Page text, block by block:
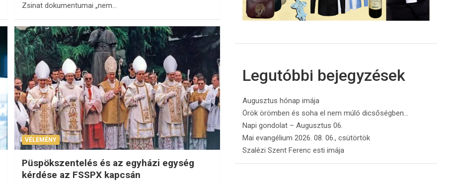
Zsinat dokumentumai „nem…
VÉLEMÉNY
Püspökszentelés és az egyházi egység
kérdése az FSSPX kapcsán
Legutóbbi bejegyzések
Augusztus hónap imája
Örök örömben és soha el nem múló dicsőségben…
Napi gondolat – Augusztus 06.
Mai evangélium 2026. 08. 06., csütörtök
Szalézi Szent Ferenc esti imája